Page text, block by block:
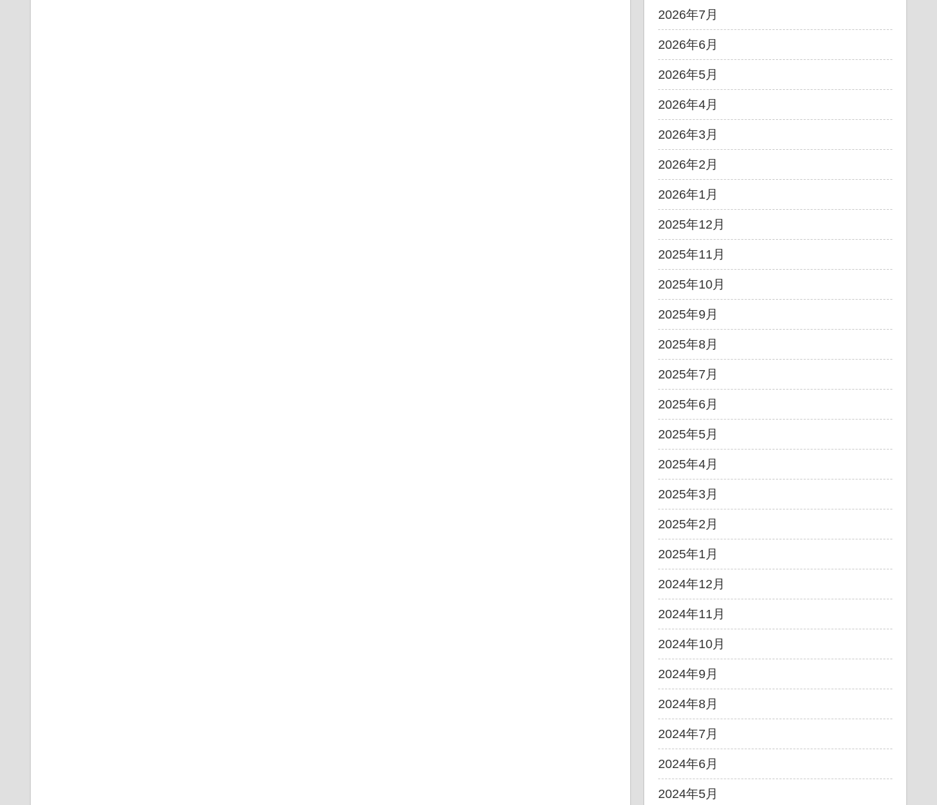
2026年7月
2026年6月
2026年5月
2026年4月
2026年3月
2026年2月
2026年1月
2025年12月
2025年11月
2025年10月
2025年9月
2025年8月
2025年7月
2025年6月
2025年5月
2025年4月
2025年3月
2025年2月
2025年1月
2024年12月
2024年11月
2024年10月
2024年9月
2024年8月
2024年7月
2024年6月
2024年5月